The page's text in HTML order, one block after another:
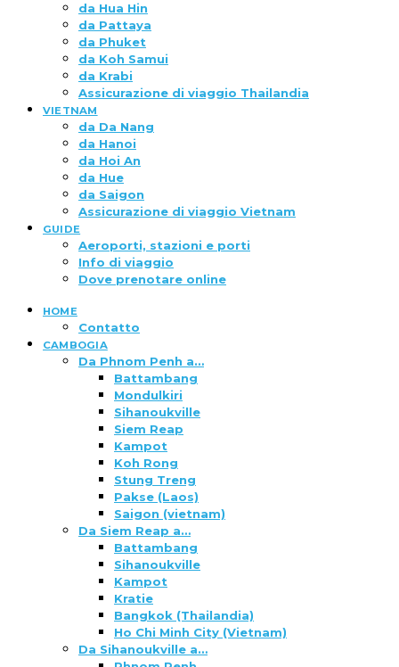
da Hua Hin
da Pattaya
da Phuket
da Koh Samui
da Krabi
Assicurazione di viaggio Thailandia
VIETNAM
da Da Nang
da Hanoi
da Hoi An
da Hue
da Saigon
Assicurazione di viaggio Vietnam
GUIDE
Aeroporti, stazioni e porti
Info di viaggio
Dove prenotare online
HOME
Contatto
CAMBOGIA
Da Phnom Penh a…
Battambang
Mondulkiri
Sihanoukville
Siem Reap
Kampot
Koh Rong
Stung Treng
Pakse (Laos)
Saigon (vietnam)
Da Siem Reap a…
Battambang
Sihanoukville
Kampot
Kratie
Bangkok (Thailandia)
Ho Chi Minh City (Vietnam)
Da Sihanoukville a…